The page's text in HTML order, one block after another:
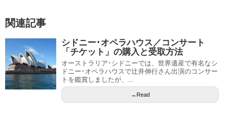
関連記事
シドニー･オペラハウス／コンサート
「チケット」の購入と受取方法
オーストラリア･シドニーでは、世界遺産で有名なシ
ドニー･オペラハウスで辻井伸行さん出演のコンサー
トを鑑賞しましたが、...
→Read